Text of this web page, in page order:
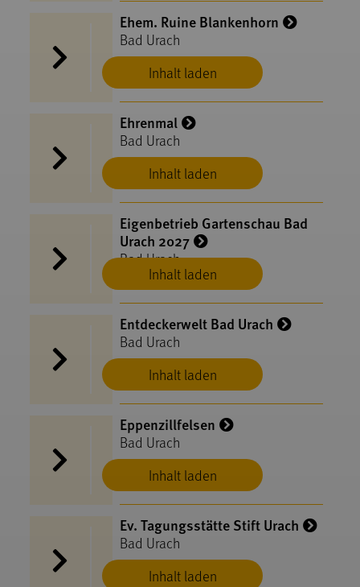
Inhalt laden
Ehem. Ruine Blankenhorn
Bad Urach
Inhalt laden
Ehrenmal
Bad Urach
Inhalt laden
Eigenbetrieb Gartenschau Bad
Urach 2027
Bad Urach
Inhalt laden
Entdeckerwelt Bad Urach
Bad Urach
Inhalt laden
Eppenzillfelsen
Bad Urach
Inhalt laden
Ev. Tagungsstätte Stift Urach
Bad Urach